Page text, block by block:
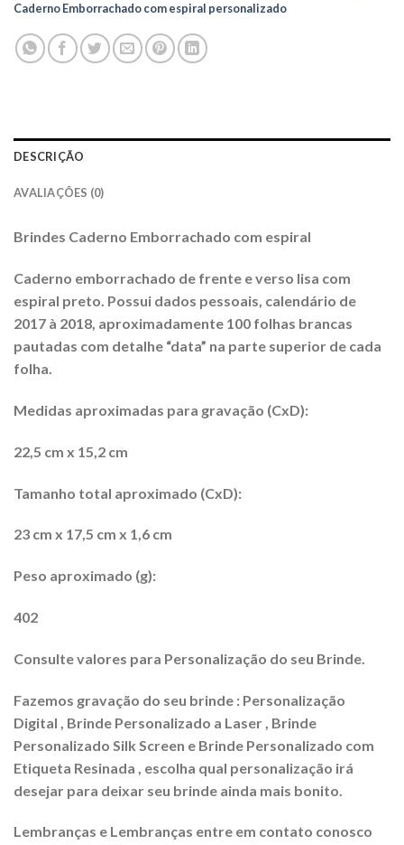
Caderno Emborrachado com espiral personalizado
DESCRIÇÃO
AVALIAÇÕES (0)
Brindes Caderno Emborrachado com espiral
Caderno emborrachado de frente e verso lisa com
espiral preto. Possui dados pessoais, calendário de
2017 à 2018, aproximadamente 100 folhas brancas
pautadas com detalhe “data” na parte superior de cada
folha.
Medidas aproximadas para gravação (CxD):
22,5 cm x 15,2 cm
Tamanho total aproximado (CxD):
23 cm x 17,5 cm x 1,6 cm
Peso aproximado (g):
402
Consulte valores para Personalização do seu Brinde.
Fazemos gravação do seu brinde : Personalização
Digital , Brinde Personalizado a Laser , Brinde
Personalizado Silk Screen e Brinde Personalizado com
Etiqueta Resinada , escolha qual personalização irá
desejar para deixar seu brinde ainda mais bonito.
Lembranças e Lembranças entre em contato conosco